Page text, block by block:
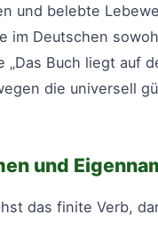
und belebte
Deutschen
Buch liegt auf
die universell
und
das finite Verb,